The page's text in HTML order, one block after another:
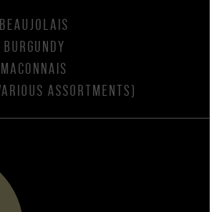
BEAUJOLAIS
BURGUNDY
MACONNAIS
ASSORTMENTS)